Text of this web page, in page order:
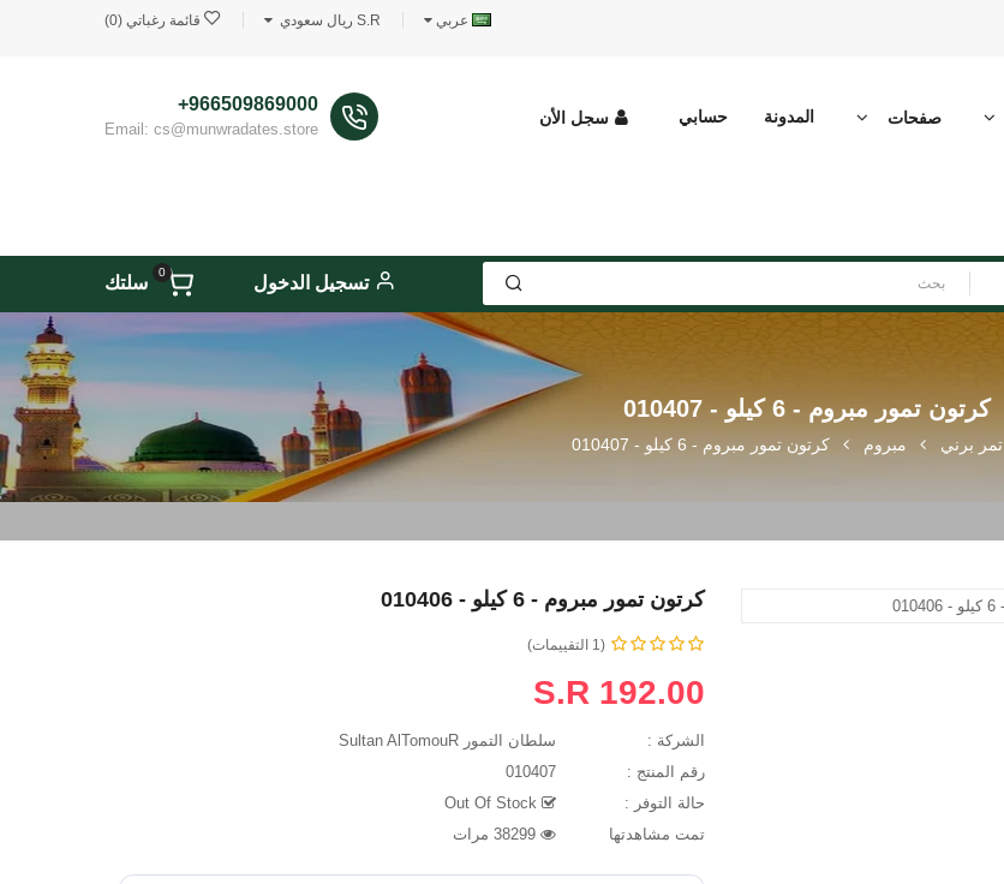
قائمة رغباتي (0) عربي S.R ريال سعودي
صفحات المدونة حسابي سجل الأن
966509869000+
Email: cs@munwradates.store
سلتك
0
تسجيل الدخول
كرتون تمور مبروم - 6 كيلو - 010407
تمر برني مبروم كرتون تمور مبروم - 6 كيلو - 010407
السلام عليكم ورحمة الله وبركاته:
شكرالله لكم متجركم الإلكتروني
كرتون تمور مبروم - 6 كيلو - 010406
(1 التقييمات)
S.R 192.00
الشركة :
سلطان التمور Sultan AlTomouR
رقم المنتج :
حالة التوفر :
تمت مشاهدتها